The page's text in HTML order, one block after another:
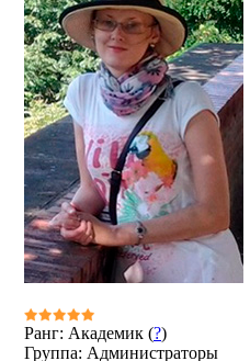
Ранг: Академик (?)
Группа: Администраторы